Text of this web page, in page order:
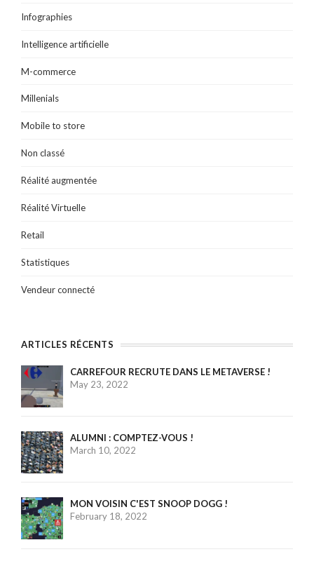
Infographies
Intelligence artificielle
M-commerce
Millenials
Mobile to store
Non classé
Réalité augmentée
Réalité Virtuelle
Retail
Statistiques
Vendeur connecté
ARTICLES RÉCENTS
CARREFOUR RECRUTE DANS LE METAVERSE !
May 23, 2022
ALUMNI : COMPTEZ-VOUS !
March 10, 2022
MON VOISIN C'EST SNOOP DOGG !
February 18, 2022